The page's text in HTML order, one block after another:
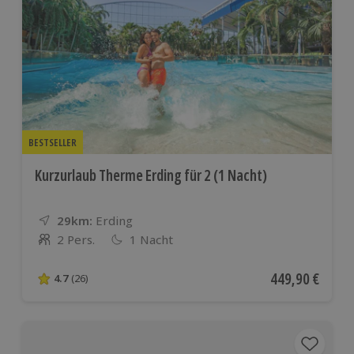
BESTSELLER
Kurzurlaub Therme Erding für 2 (1 Nacht)
29km: Entfernung
Standort
Erding
Anzahl der Teilnehmer
2 Pers. 1 Nacht
4.7 von 5 Sternen basierend auf 26 Bewertungen
4.7 (26) Aktueller Preis
449,90 €